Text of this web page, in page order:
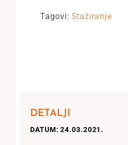
Tagovi: Stažiranje
DETALJI
DATUM: 24.03.2021.